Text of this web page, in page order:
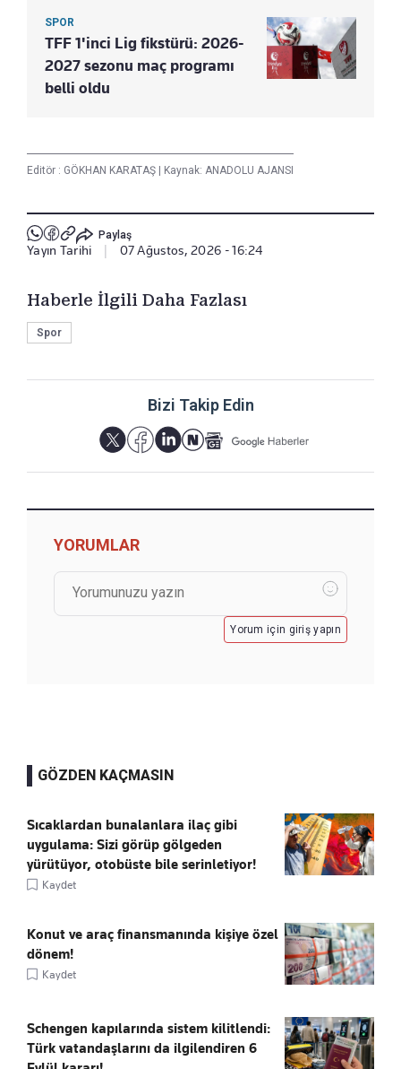
SPOR
TFF 1'inci Lig fikstürü: 2026-
2027 sezonu maç programı
belli oldu
Editör : GÖKHAN KARATAŞ Kaynak: ANADOLU AJANSI
Paylaş
Yayın Tarihi 07 Ağustos, 2026 - 16:24
Haberle İlgili Daha Fazlası
Spor
Bizi Takip Edin
YORUMLAR
Yorum için giriş yapın
GÖZDEN KAÇMASIN
Sıcaklardan bunalanlara ilaç gibi
uygulama: Sizi görüp gölgeden
yürütüyor, otobüste bile serinletiyor!
Kaydet
Konut ve araç finansmanında kişiye özel
dönem!
Kaydet
Schengen kapılarında sistem kilitlendi:
Türk vatandaşlarını da ilgilendiren 6